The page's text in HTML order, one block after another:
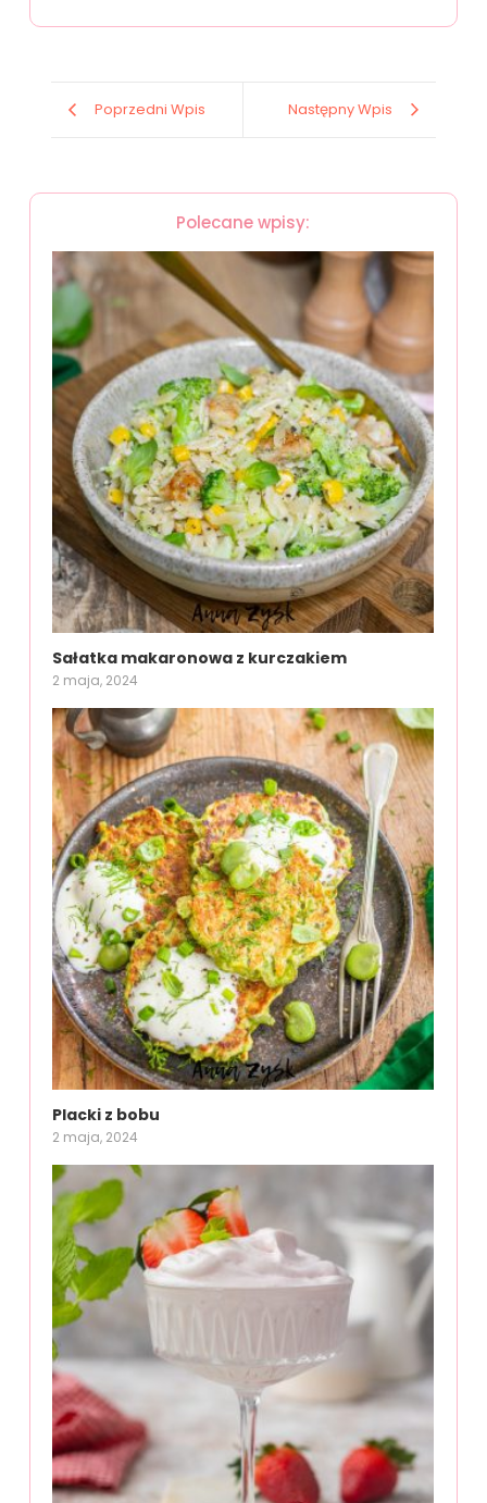
Poprzedni Wpis Następny Wpis
Polecane wpisy:
Sałatka makaronowa z kurczakiem
2 maja, 2024
Placki z bobu
2 maja, 2024